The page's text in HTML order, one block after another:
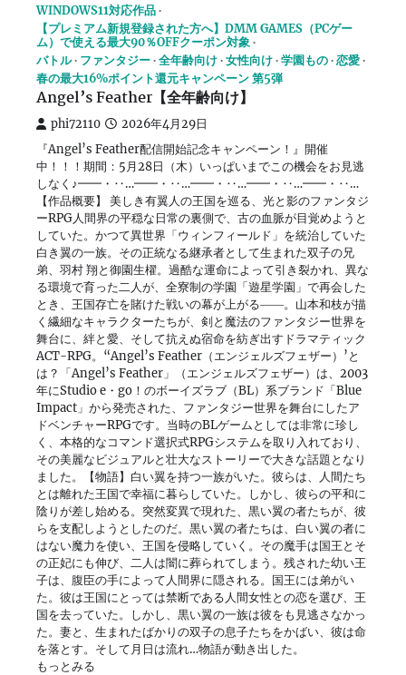
WINDOWS11対応作品
【プレミアム新規登録された方へ】DMM GAMES（PCゲー
ム）で使える最大90％OFFクーポン対象
バトル
ファンタジー 全年齢向け 女性向け 学園もの 恋愛
春の最大16%ポイント還元キャンペーン 第5弾
Angel’s Feather【全年齢向け】
phi72110 2026年4月29日
『Angel’s Feather配信開始記念キャンペーン！』開催
中！！！期間：5月28日（木）いっぱいまでこの機会をお見逃
しなく♪━━・‥…━━・‥…━━・‥…━━・‥…━━・‥…
【作品概要】 美しき有翼人の王国を巡る、光と影のファンタジ
ーRPG人間界の平穏な日常の裏側で、古の血脈が目覚めようと
していた。かつて異世界「ウィンフィールド」を統治していた
白き翼の一族。その正統なる継承者として生まれた双子の兄
弟、羽村 翔と御園生櫂。過酷な運命によって引き裂かれ、異な
る環境で育った二人が、全寮制の学園「遊星学園」で再会した
とき、王国存亡を賭けた戦いの幕が上がる――。山本和枝が描
く繊細なキャラクターたちが、剣と魔法のファンタジー世界を
舞台に、絆と愛、そして抗えぬ宿命を紡ぎ出すドラマティック
ACT-RPG。“Angel’s Feather（エンジェルズフェザー）’と
は？「Angel’s Feather」（エンジェルズフェザー）は、2003
年にStudio e・go！のボーイズラブ（BL）系ブランド「Blue
Impact」から発売された、ファンタジー世界を舞台にしたア
ドベンチャーRPGです。当時のBLゲームとしては非常に珍し
く、本格的なコマンド選択式RPGシステムを取り入れており、
その美麗なビジュアルと壮大なストーリーで大きな話題となり
ました。【物語】白い翼を持つ一族がいた。彼らは、人間たち
とは離れた王国で幸福に暮らしていた。しかし、彼らの平和に
陰りが差し始める。突然変異で現れた、黒い翼の者たちが、彼
らを支配しようとしたのだ。黒い翼の者たちは、白い翼の者に
はない魔力を使い、王国を侵略していく。その魔手は国王とそ
の正妃にも伸び、二人は闇に葬られてしまう。残された幼い王
子は、腹臣の手によって人間界に隠される。国王には弟がい
た。彼は王国にとっては禁断である人間女性との恋を選び、王
国を去っていた。しかし、黒い翼の一族は彼をも見逃さなかっ
た。妻と、生まれたばかりの双子の息子たちをかばい、彼は命
を落とす。そして月日は流れ…物語が動き出した。
もっとみる